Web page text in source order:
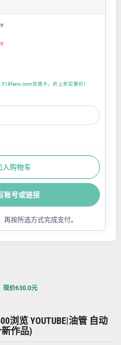
充值卡，折上折实惠价！
入购物车
账号或链接
再按所选方式完成支付。
现价630.0元
浏览 YOUTUBE|油管 自动
新作品)